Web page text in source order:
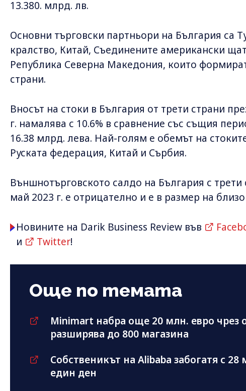
13.380. млрд. лв.
Основни търговски партньори на България са
кралство, Китай, Съединените американски
Република Северна Македония, които
страни.
Вносът на стоки в България от трети страни
г. намалява с 10.6% в сравнение със същия
16.38 млрд. лева. Най-голям е обемът на
Руската федерация, Китай и Сърбия.
Външнотърговското салдо на България с
май 2023 г. е отрицателно и е в размер на
Новините на Darik Business Review във
и
Twitter!
Още по темата
Minimart набра още 20 млн. евро чрез
разширява до 800 магазина
Собственикът на Alibaba забогатя с
един ден